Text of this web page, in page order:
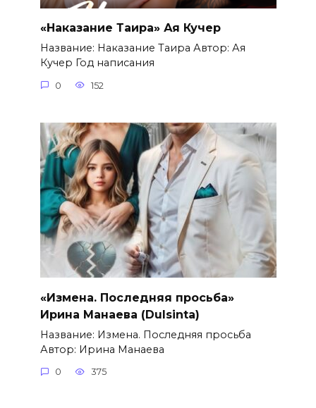
«Наказание Таира» Ая Кучер
Название: Наказание Таира Автор: Ая
Кучер Год написания
0 152
«Измена. Последняя просьба»
Ирина Манаева (Dulsinta)
Название: Измена. Последняя просьба
Автор: Ирина Манаева
0 375